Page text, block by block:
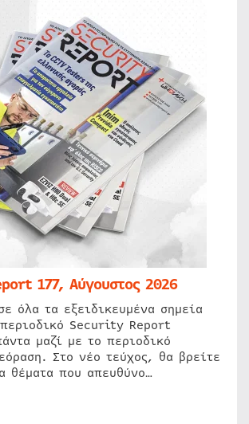
177, Αύγουστος 2026
όλα τα εξειδικευμένα σημεία
Security Report
μαζί με το περιοδικό
Στο νέο τεύχος, θα βρείτε
θέματα που απευθύνο…